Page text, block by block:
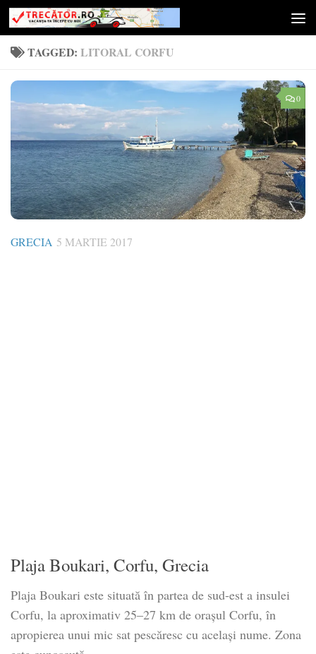
Skip to content
TAGGED: LITORAL CORFU
0
GRECIA 5 MARTIE 2017
Plaja Boukari, Corfu, Grecia
Plaja Boukari este situată în partea de sud-est a insulei
Corfu, la aproximativ 25–27 km de orașul Corfu, în
apropierea unui mic sat pescăresc cu același nume. Zona